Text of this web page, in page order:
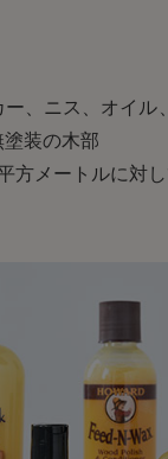
、ニス、オイル
装の木部
方メートルに対し